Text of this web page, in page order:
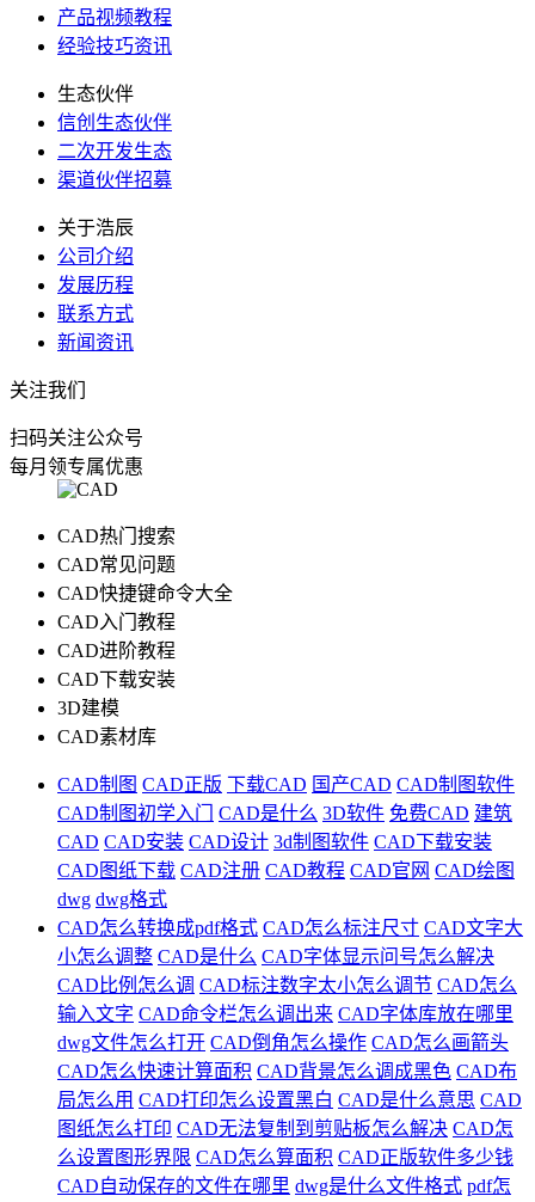
产品视频教程
经验技巧资讯
生态伙伴
信创生态伙伴
二次开发生态
渠道伙伴招募
关于浩辰
公司介绍
发展历程
联系方式
新闻资讯
关注我们
扫码关注公众号
每月领专属优惠
CAD热门搜索
CAD常见问题
CAD快捷键命令大全
CAD入门教程
CAD进阶教程
CAD下载安装
3D建模
CAD素材库
CAD制图 CAD正版 下载CAD 国产CAD CAD制图软件
CAD制图初学入门
CAD是什么 3D软件 免费CAD 建筑
CAD CAD安装 CAD设计 3d制图软件 CAD下载安装
CAD图纸下载 CAD注册 CAD教程 CAD官网 CAD绘图
dwg dwg格式
CAD怎么转换成pdf格式 CAD怎么标注尺寸 CAD文字大
小怎么调整 CAD是什么 CAD字体显示问号怎么解决
CAD比例怎么调 CAD标注数字太小怎么调节 CAD怎么
输入文字 CAD命令栏怎么调出来 CAD字体库放在哪里
dwg文件怎么打开 CAD倒角怎么操作 CAD怎么画箭头
CAD怎么快速计算面积 CAD背景怎么调成黑色 CAD布
局怎么用 CAD打印怎么设置黑白 CAD是什么意思 CAD
图纸怎么打印 CAD无法复制到剪贴板怎么解决 CAD怎
么设置图形界限 CAD怎么算面积 CAD正版软件多少钱
CAD自动保存的文件在哪里 dwg是什么文件格式 pdf怎